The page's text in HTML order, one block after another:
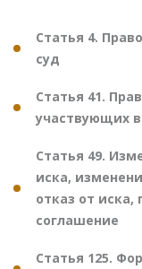
Статья 4.
суд
Статья 41.
участвующих
Статья 49.
иска,
отказ от иска,
соглашение
Статья 125.